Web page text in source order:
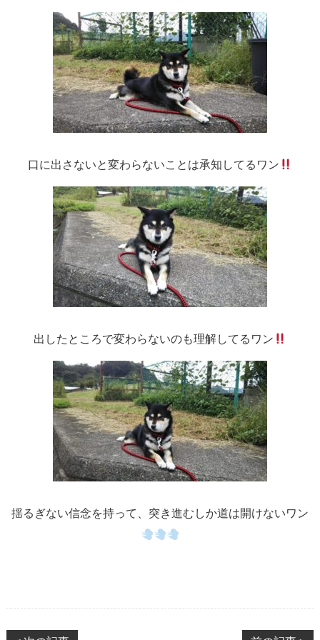
口に出さないと変わらないことは承知してるワン
出したところで変わらないのも理解してるワン
揺るぎない信念を持って、突き進むしか道は開けないワン